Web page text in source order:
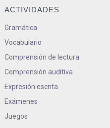
ACTIVIDADES
Gramática
Vocabulario
Comprensión de lectura
Comprensión auditiva
Expresión escrita
Exámenes
Juegos